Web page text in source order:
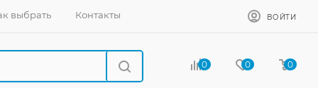
выбрать Контакты ВОЙТИ
0 0 0